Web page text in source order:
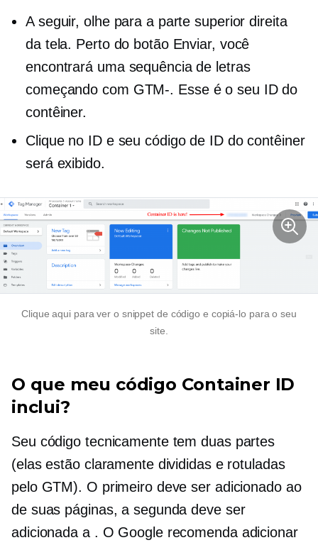
A seguir, olhe para a parte superior direita
da tela. Perto do botão Enviar, você
encontrará uma sequência de letras
começando com GTM-. Esse é o seu ID do
contêiner.
Clique no ID e seu código de ID do contêiner
será exibido.
Clique aqui para ver o snippet de código e copiá-lo para o seu
site.
O que meu código Container ID
inclui?
Seu código tecnicamente tem duas partes
(elas estão claramente divididas e rotuladas
pelo GTM). O primeiro deve ser adicionado ao
de suas páginas, a segunda deve ser
adicionada a . O Google recomenda adicionar